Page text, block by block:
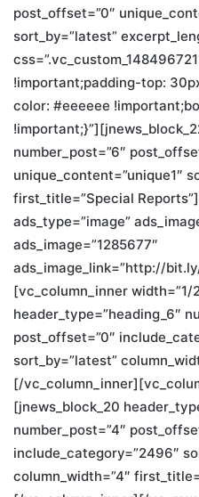
post_offset=”0″
sort_by=”latest”
!important;padding-top:
color: #eeeeee
number_post=”6″
unique_content=”unique1″
first_title=”Special
ads_type=”image”
ads_image=”1285677″
ads_image_link=”http://
[vc_column_inner width=”1/
header_type=”heading_6″
post_offset=”0″
sort_by=”latest”
[/
[jnews_block_20
number_post=”4″
include_category=”2496″
column_width=”4″